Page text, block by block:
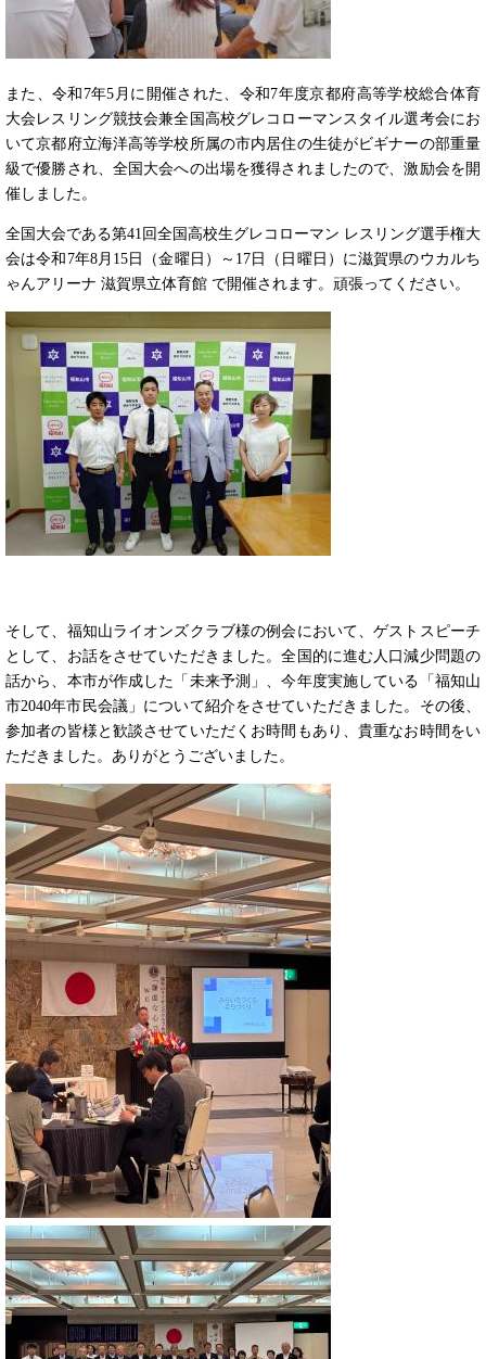
また、令和7年5月に開催された、令和7年度京都府高等学校総合体育
大会レスリング競技会兼全国高校グレコローマンスタイル選考会にお
いて京都府立海洋高等学校所属の市内居住の生徒がビギナーの部重量
級で優勝され、全国大会への出場を獲得されましたので、激励会を開
催しました。
全国大会である第41回全国高校生グレコローマン レスリング選手権大
会は令和7年8月15日（金曜日）～17日（日曜日）に滋賀県のウカルち
ゃんアリーナ 滋賀県立体育館 で開催されます。頑張ってください。
そして、福知山ライオンズクラブ様の例会において、ゲストスピーチ
として、お話をさせていただきました。全国的に進む人口減少問題の
話から、本市が作成した「未来予測」、今年度実施している「福知山
市2040年市民会議」について紹介をさせていただきました。その後、
参加者の皆様と歓談させていただくお時間もあり、貴重なお時間をい
ただきました。ありがとうございました。